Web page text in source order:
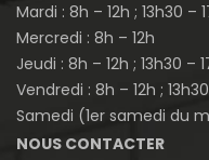
Mardi : 8h – 12h ; 13h30 –
Mercredi : 8h – 12h
Jeudi : 8h – 12h ; 13h30 –
Vendredi : 8h – 12h ;
Samedi (1er samedi du
NOUS CONTACTER